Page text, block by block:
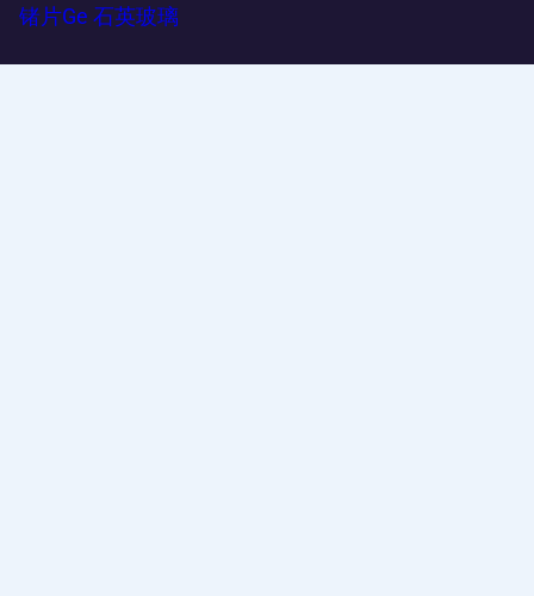
锗片Ge 石英玻璃